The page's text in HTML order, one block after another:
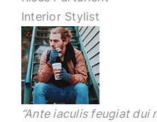
Interior Stylist
“Ante iaculis feugiat dui